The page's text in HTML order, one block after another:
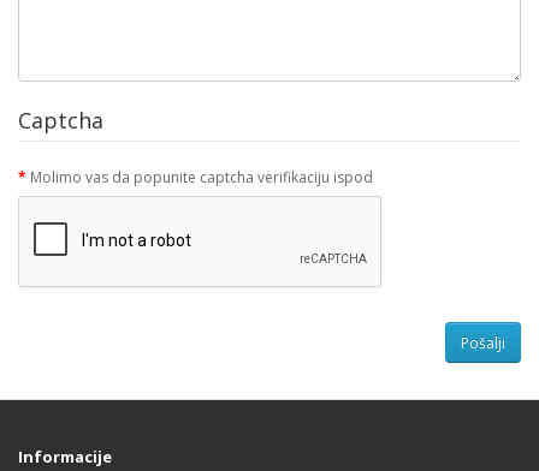
Captcha
Molimo vas da popunite captcha verifikaciju ispod
Informacije